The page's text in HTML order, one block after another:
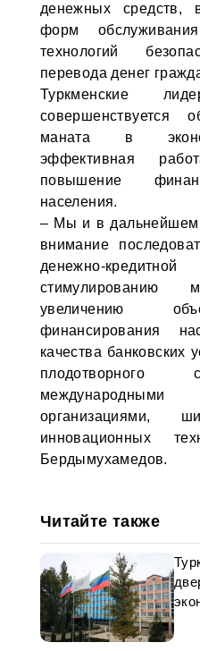
денежных средств,
форм
технологий
перевода денег
Туркменские
совершенствуется
маната в
эффективная
повышение
населения.
– Мы и в дальнейшем
внимание
денежно-
стимулированию
увеличению
финансирования
качества банковских
плодотворного
организациями,
инновационных
Бердымухамедов.
Читайте также